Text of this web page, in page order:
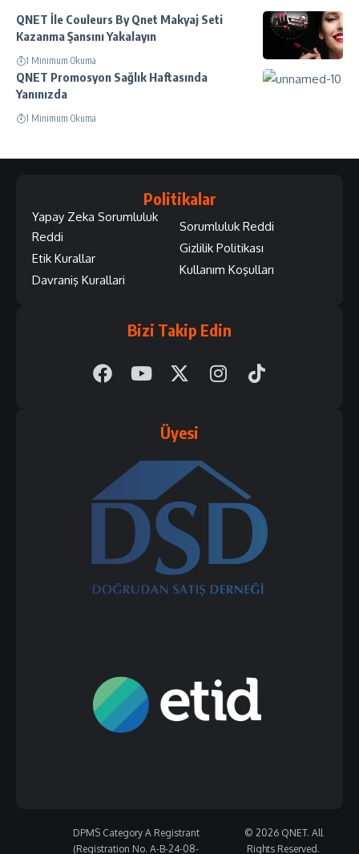
QNET İle Couleurs By Qnet Makyaj Seti
Kazanma Şansını Yakalayın
1 Minimum Okuma
QNET Promosyon Sağlık Haftasında
Yanınızda
1 Minimum Okuma
Politikalar
Yapay Zeka Sorumluluk
Reddi
Etik Kurallar
Davraniş Kurallari
Sorumluluk Reddi
Gizlilik Politikası
Kullanım Koşulları
Bizi Takip Edin
Üyesi
© 2026 QNET. All
Rights Reserved.
DPMS Category A Registrant
(Registration No. A-B-24-08-